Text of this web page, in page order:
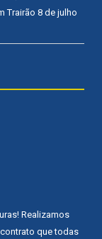
Trairão 8 de julho
! Realizamos
que todas